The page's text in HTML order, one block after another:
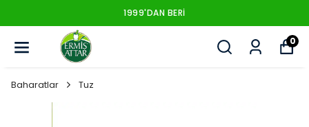
1999'DAN BERI
0
Baharatlar Tuz